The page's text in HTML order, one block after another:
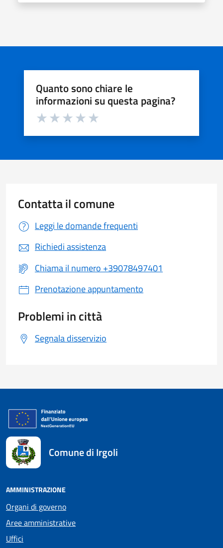
Quanto sono chiare le
informazioni su questa pagina?
Valuta da 1 a 5 stelle la pagina
Contatta il comune
Leggi le domande frequenti
Richiedi assistenza
Chiama il numero +39078497401
Prenotazione appuntamento
Problemi in città
Segnala disservizio
Comune di Irgoli
AMMINISTRAZIONE
Organi di governo
Aree amministrative
Uffici